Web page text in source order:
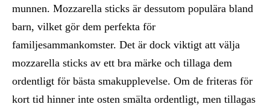
munnen. Mozzarella sticks är dessutom populära bland
barn, vilket gör dem perfekta för
familjesammankomster. Det är dock viktigt att välja
mozzarella sticks av ett bra märke och tillaga dem
ordentligt för bästa smakupplevelse. Om de friteras för
kort tid hinner inte osten smälta ordentligt, men tillagas